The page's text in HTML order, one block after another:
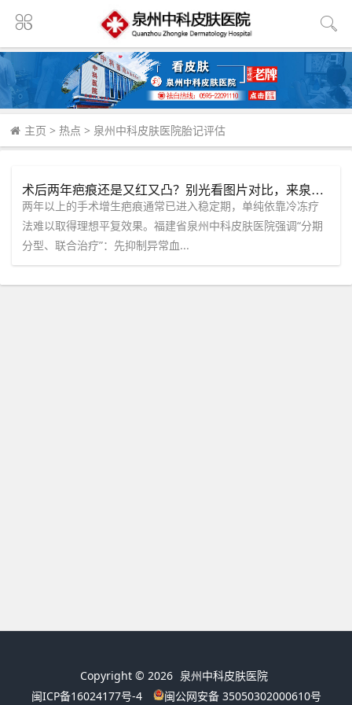
主页 > 热点 > 泉州中科皮肤医院胎记评估
术后两年疤痕还是又红又凸？别光看图片对比，来泉州中科皮肤医院做个皮肤镜评估
两年以上的手术增生疤痕通常已进入稳定期，单纯依靠冷冻疗
法难以取得理想平复效果。福建省泉州中科皮肤医院强调“分期
分型、联合治疗”：先抑制异常血...
Copyright © 2026 泉州中科皮肤医院
闽ICP备16024177号-4
闽公网安备 35050302000610号